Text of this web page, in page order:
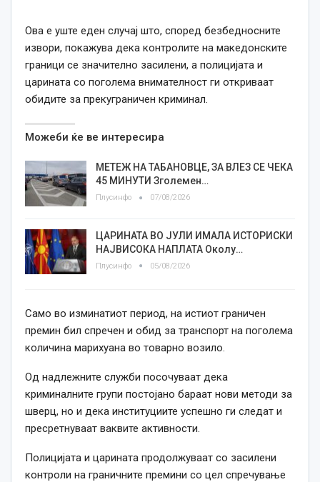
Ова е уште еден случај што, според безбедносните
извори, покажува дека контролите на македонските
граници се значително засилени, а полицијата и
царината со поголема внимателност ги откриваат
обидите за прекуграничен криминал.
Можеби ќе ве интересира
МЕТЕЖ НА ТАБАНОВЦЕ, ЗА ВЛЕЗ СЕ ЧЕКА
45 МИНУТИ Зголемен…
Плусинфо 07/08/2026
ЦАРИНАТА ВО ЈУЛИ ИМАЛА ИСТОРИСКИ
НАЈВИСОКА НАПЛАТА Околу…
Плусинфо 05/08/2026
Само во изминатиот период, на истиот граничен
премин бил спречен и обид за транспорт на поголема
количина марихуана во товарно возило.
Од надлежните служби посочуваат дека
криминалните групи постојано бараат нови методи за
шверц, но и дека институциите успешно ги следат и
пресретнуваат ваквите активности.
Полицијата и царината продолжуваат со засилени
контроли на граничните премини со цел спречување